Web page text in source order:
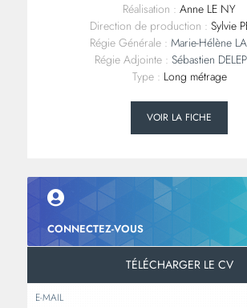
Réalisation : Anne LE NY
Direction de production : Sylvie
Régie Générale : Marie-Hélène
Régie Adjointe : Sébastien
Type : Long métrage
VOIR LA FICHE
CONNECTEZ-VOUS
TÉLÉCHARGER LE CV
E-MAIL